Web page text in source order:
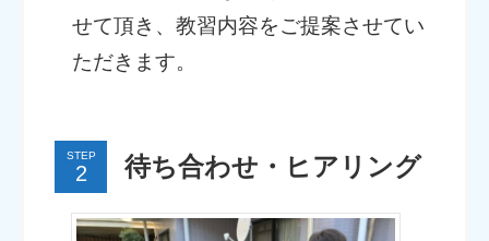
せて頂き、教習内容をご提案させてい
ただきます。
STEP 待ち合わせ・ヒアリング